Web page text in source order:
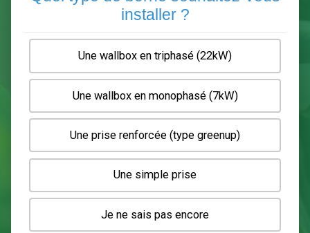
2 3 6
Quel type de borne souhaitez-
installer ?
Une wallbox en triphasé (22kW)
Une wallbox en monophasé (7kW)